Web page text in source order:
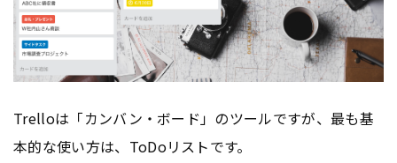
Trelloは「カンバン・ボード」のツールですが、最も基
本的な使い方は、ToDoリストです。